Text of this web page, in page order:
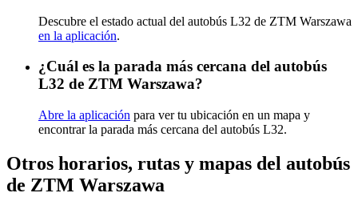
Descubre el estado actual del autobús L32 de ZTM Warszawa
en la aplicación.
¿Cuál es la parada más cercana del autobús
L32 de ZTM Warszawa?
Abre la aplicación para ver tu ubicación en un mapa y
encontrar la parada más cercana del autobús L32.
Otros horarios, rutas y mapas del autobús
de ZTM Warszawa